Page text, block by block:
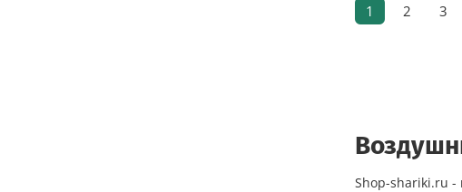
1 2 3
Shop-shariki.ru -